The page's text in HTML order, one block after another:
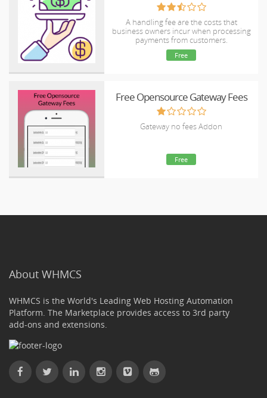
A handling fee are the costs that
business owners incur when processing
payments from customers.
Free
Free Opensource Gateway Fees
Gateway no fees Addon
Free
About WHMCS
WHMCS is the World's Leading Web Hosting Automation
Platform. The Marketplace provides access to 3rd party
add-ons and extensions.